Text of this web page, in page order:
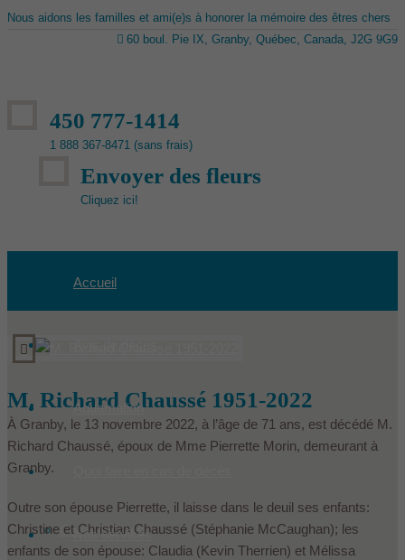
Nous aidons les familles et ami(e)s à honorer la mémoire des êtres chers
60 boul. Pie IX, Granby, Québec, Canada, J2G 9G9
450 777-1414
1 888 367-8471 (sans frais)
Envoyer des fleurs
Cliquez ici!
Accueil
Aquamation
Condoléances
Nos services
M. Richard Chaussé 1951-2022
À Granby, le 13 novembre 2022, à l’âge de 71 ans, est décédé M.
Richard Chaussé, époux de Mme Pierrette Morin, demeurant à
Granby.
Outre son épouse Pierrette, il laisse dans le deuil ses enfants:
Christine et Christian Chaussé (Stéphanie McCaughan); les
enfants de son épouse: Claudia (Kevin Therrien) et Mélissa